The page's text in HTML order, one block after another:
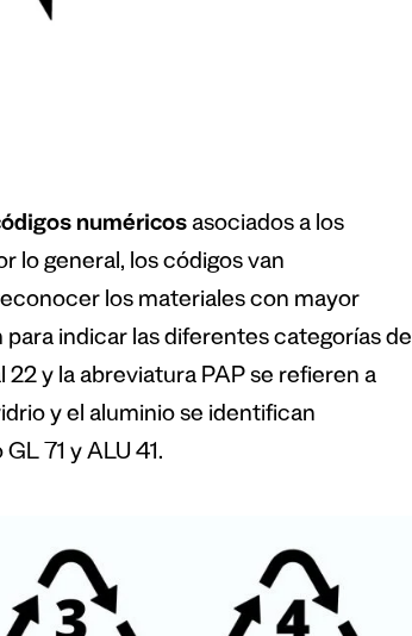
numéricosasociados a los
lo general, los códigos van
los materiales con mayor
para indicar las diferentes categorías de
y la abreviatura PAP se refieren a
y el aluminio se identifican
71 y ALU 41.